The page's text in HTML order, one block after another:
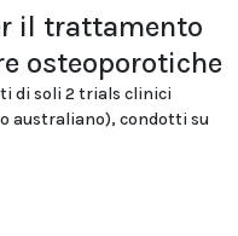
il trattamento
osteoporotiche
di soli 2 trials clinici
australiano), condotti su